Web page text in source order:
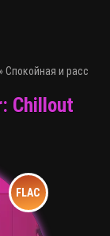
» Спокойная и
Chillout